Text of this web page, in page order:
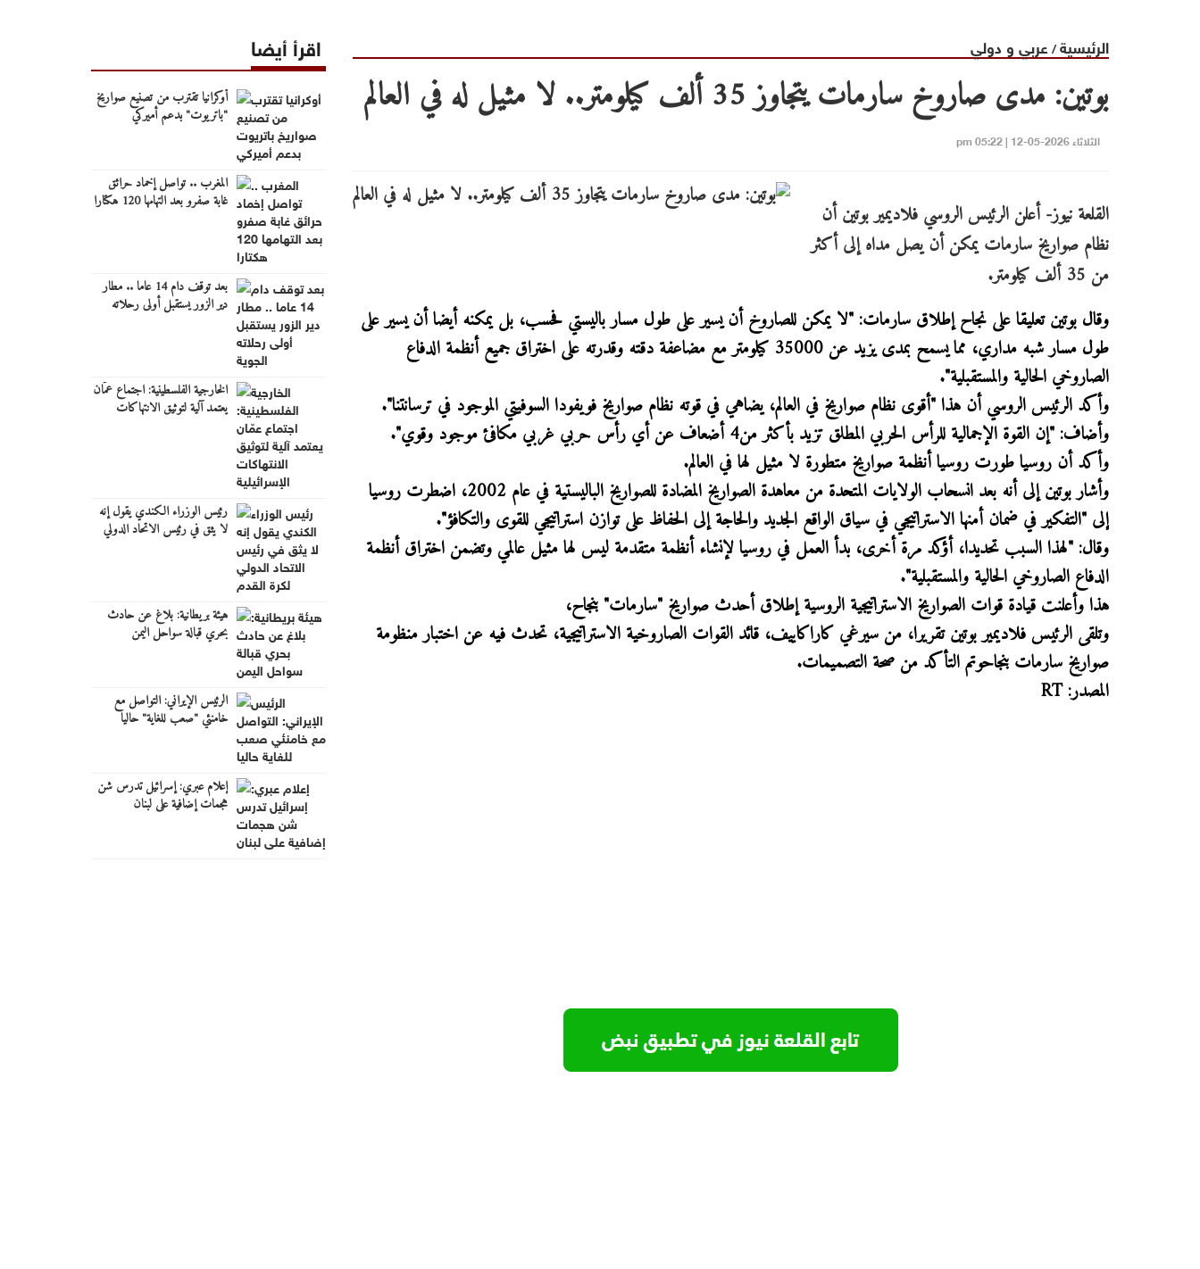
الرئيسية/ عربي و دولي
بوتين: مدى صاروخ سارمات يتجاوز 35 ألف كيلومتر.. لا مثيل له في العالم
الثلاثاء 2026-05-12 | 05:22 pm
القلعة نيوز- أعلن الرئيس الروسي فلاديمير بوتين أن
نظام صواريخ سارمات يمكن أن يصل مداه إلى أكثر
من 35 ألف كيلومتر.
وقال بوتين تعليقا على نجاح إطلاق سارمات: "لا يمكن للصاروخ أن يسير على طول مسار باليستي فحسب، بل يمكنه أيضا أن يسير على
طول مسار شبه مداري، مما يسمح بمدى يزيد عن 35000 كيلومتر مع مضاعفة دقته وقدرته على اختراق جميع أنظمة الدفاع
الصاروخي الحالية والمستقبلية".
وأكد الرئيس الروسي أن هذا "أقوى نظام صواريخ في العالم، يضاهي في قوته نظام صواريخ فويفودا السوفيتي الموجود في ترسانتنا".
وأضاف: "إن القوة الإجمالية للرأس الحربي المطلق تزيد بأكثر من4 أضعاف عن أي رأس حربي غربي مكافئ موجود وقوي".
وأكد أن روسيا طورت روسيا أنظمة صواريخ متطورة لا مثيل لها في العالم.
وأشار بوتين إلى أنه بعد انسحاب الولايات المتحدة من معاهدة الصواريخ المضادة للصواريخ الباليستية في عام 2002، اضطرت روسيا
إلى "التفكير في ضمان أمنها الاستراتيجي في سياق الواقع الجديد والحاجة إلى الحفاظ على توازن استراتيجي للقوى والتكافؤ".
وقال: "لهذا السبب تحديدا، أؤكد مرة أخرى، بدأ العمل في روسيا لإنشاء أنظمة متقدمة ليس لها مثيل عالمي وتضمن اختراق أنظمة
الدفاع الصاروخي الحالية والمستقبلية".
هذا وأعلنت قيادة قوات الصواريخ الاستراتيجية الروسية إطلاق أحدث صواريخ "سارمات" بنجاح،
وتلقى الرئيس فلاديمير بوتين تقريرا، من سيرغي كاراكاييف، قائد القوات الصاروخية الاستراتيجية، تحدث فيه عن اختبار منظومة
صواريخ سارمات بنجاحوتم التأكد من صحة التصميمات.
المصدر: RT
اقرأ أيضا
أوكرانيا تقترب من تصنيع صواريخ
"باتريوت" بدعم أميركي
المغرب .. تواصل إخماد حرائق
غابة صفرو بعد التهامها 120 هكتارا
بعد توقف دام 14 عاما .. مطار
دير الزور يستقبل أولى رحلاته
الخارجية الفلسطينية: اجتماع عمّان
يعتمد آلية لتوثيق الانتهاكات
رئيس الوزراء الكندي يقول إنه
لا يثق في رئيس الاتحاد الدولي
هيئة بريطانية: بلاغ عن حادث
بحري قبالة سواحل اليمن
الرئيس الإيراني: التواصل مع
خامنئي "صعب للغاية" حاليا
إعلام عبري: إسرائيل تدرس شن
هجمات إضافية على لبنان